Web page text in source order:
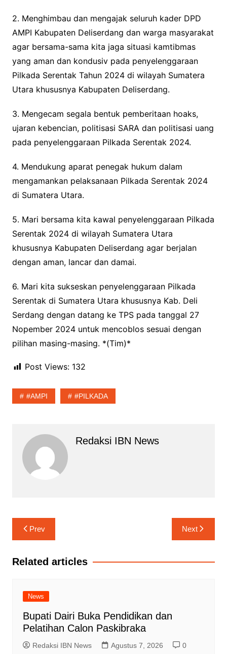
2. Menghimbau dan mengajak seluruh kader DPD
AMPI Kabupaten Deliserdang dan warga masyarakat
agar bersama-sama kita jaga situasi kamtibmas
yang aman dan kondusiv pada penyelenggaraan
Pilkada Serentak Tahun 2024 di wilayah Sumatera
Utara khususnya Kabupaten Deliserdang.
3. Mengecam segala bentuk pemberitaan hoaks,
ujaran kebencian, politisasi SARA dan politisasi uang
pada penyelenggaraan Pilkada Serentak 2024.
4. Mendukung aparat penegak hukum dalam
mengamankan pelaksanaan Pilkada Serentak 2024
di Sumatera Utara.
5. Mari bersama kita kawal penyelenggaraan Pilkada
Serentak 2024 di wilayah Sumatera Utara
khususnya Kabupaten Deliserdang agar berjalan
dengan aman, lancar dan damai.
6. Mari kita sukseskan penyelenggaraan Pilkada
Serentak di Sumatera Utara khususnya Kab. Deli
Serdang dengan datang ke TPS pada tanggal 27
Nopember 2024 untuk mencoblos sesuai dengan
pilihan masing-masing. *(Tim)*
Post Views: 132
#AMPI #PILKADA
Redaksi IBN News
Navigasi
pos
Prev Next
Related articles
News
Bupati Dairi Buka Pendidikan dan
Pelatihan Calon Paskibraka
Redaksi IBN News Agustus 7, 2026 0